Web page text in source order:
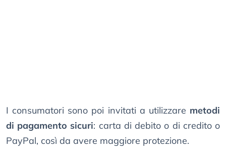
I consumatori sono poi invitati a utilizzare metodi
di pagamento sicuri: carta di debito o di credito o
PayPal, così da avere maggiore protezione.